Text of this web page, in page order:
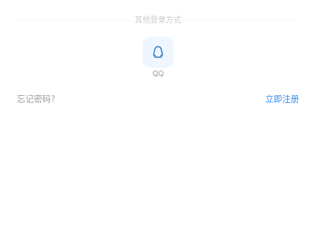
其他登录方式
QQ
忘记密码？ 立即注册